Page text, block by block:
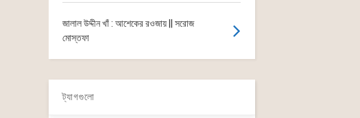
জালাল উদ্দীন খাঁ : আশেকের রওজায় || সরোজ
মোস্তফা
ট্যাগগুলো